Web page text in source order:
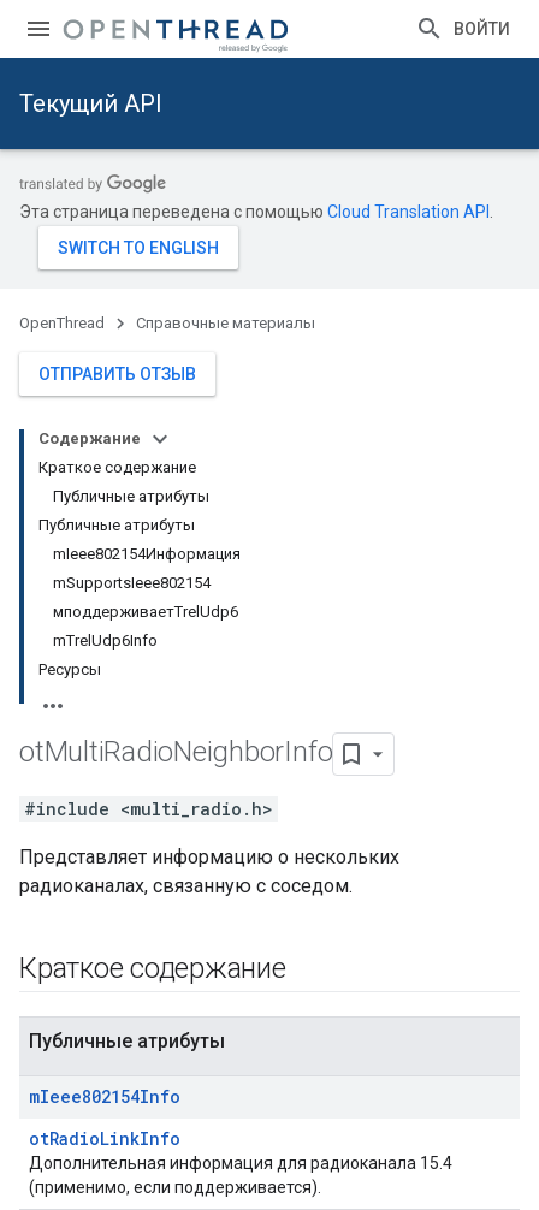
ВОЙТИ
Текущий API
Эта страница переведена с помощью Cloud Translation API
OpenThread Справочные материалы
ОТПРАВИТЬ ОТЗЫВ
Содержание
Краткое содержание
Публичные атрибуты
Публичные атрибуты
mIeee802154Информация
mSupportsIeee802154
мподдерживаетTrelUdp6
mTrelUdp6Info
Ресурсы
otMultiRadioNeighborInfo
#include <multi_radio.h>
Представляет информацию о нескольких
радиоканалах, связанную с соседом.
Краткое содержание
Публичные атрибуты
mIeee802154Info
otRadioLinkInfo
Дополнительная информация для радиоканала 15.4
(применимо, если поддерживается).